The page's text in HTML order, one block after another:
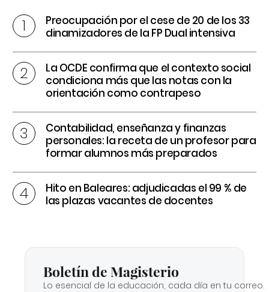
Preocupación por el cese de 20 de los 33
dinamizadores de la FP Dual intensiva
La OCDE confirma que el contexto social
condiciona más que las notas con la
orientación como contrapeso
Contabilidad, enseñanza y finanzas
personales: la receta de un profesor para
formar alumnos más preparados
Hito en Baleares: adjudicadas el 99 % de
las plazas vacantes de docentes
Boletín de Magisterio
Lo esencial de la educación, cada día en tu correo.